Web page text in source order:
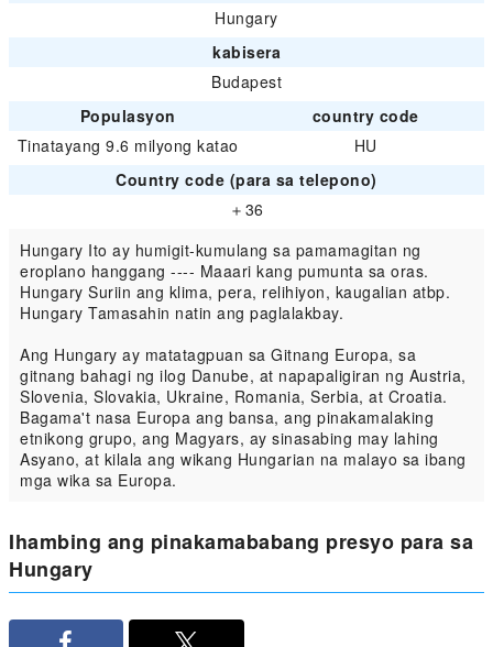
Hungary
kabisera
Budapest
Populasyon
country code
Tinatayang 9.6 milyong katao
HU
Country code (para sa telepono)
＋36
Hungary Ito ay humigit-kumulang sa pamamagitan ng
eroplano hanggang ---- Maaari kang pumunta sa oras.
Hungary Suriin ang klima, pera, relihiyon, kaugalian atbp.
Hungary Tamasahin natin ang paglalakbay.
Ang Hungary ay matatagpuan sa Gitnang Europa, sa
gitnang bahagi ng ilog Danube, at napapaligiran ng Austria,
Slovenia, Slovakia, Ukraine, Romania, Serbia, at Croatia.
Bagama't nasa Europa ang bansa, ang pinakamalaking
etnikong grupo, ang Magyars, ay sinasabing may lahing
Asyano, at kilala ang wikang Hungarian na malayo sa ibang
mga wika sa Europa.
Ihambing ang pinakamababang presyo para sa
Hungary